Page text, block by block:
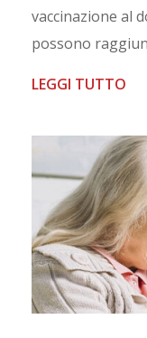
vaccinazione al
possono
LEGGI TUTTO